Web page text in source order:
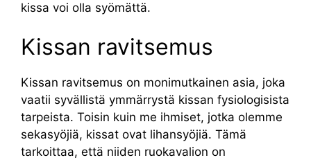
kissa voi olla syömättä.
Kissan ravitsemus
Kissan ravitsemus on monimutkainen asia, joka
vaatii syvällistä ymmärrystä kissan fysiologisista
tarpeista. Toisin kuin me ihmiset, jotka olemme
sekasyöjiä, kissat ovat lihansyöjiä. Tämä
tarkoittaa, että niiden ruokavalion on